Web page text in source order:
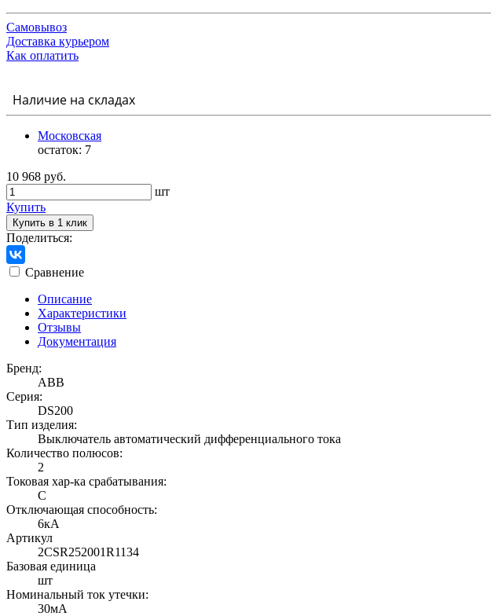
Самовывоз
Доставка курьером
Как оплатить
Наличие на складах
Московская
остаток: 7
10 968 руб.
шт
Купить
Купить в 1 клик
Поделиться:
Сравнение
Описание
Характеристики
Отзывы
Документация
Бренд:
ABB
Серия:
DS200
Тип изделия:
Выключатель автоматический дифференциального тока
Количество полюсов:
2
Токовая хар-ка срабатывания:
C
Отключающая способность:
6кА
Артикул
2CSR252001R1134
Базовая единица
шт
Номинальный ток утечки:
30мА